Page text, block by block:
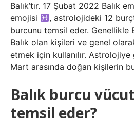
Balık’tır. 17 Şubat 2022 Balık
emojisi
, astrolojideki 12
burcunu temsil eder. Genellikle
Balık olan kişileri ve genel
etmek için kullanılır.
Mart arasında doğan kişilerin
Balık burcu
temsil eder?